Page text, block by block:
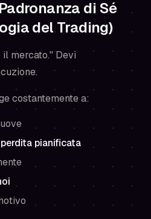
di Sé
del Trading)
mercato." Devi
costantemente a:
pianificata